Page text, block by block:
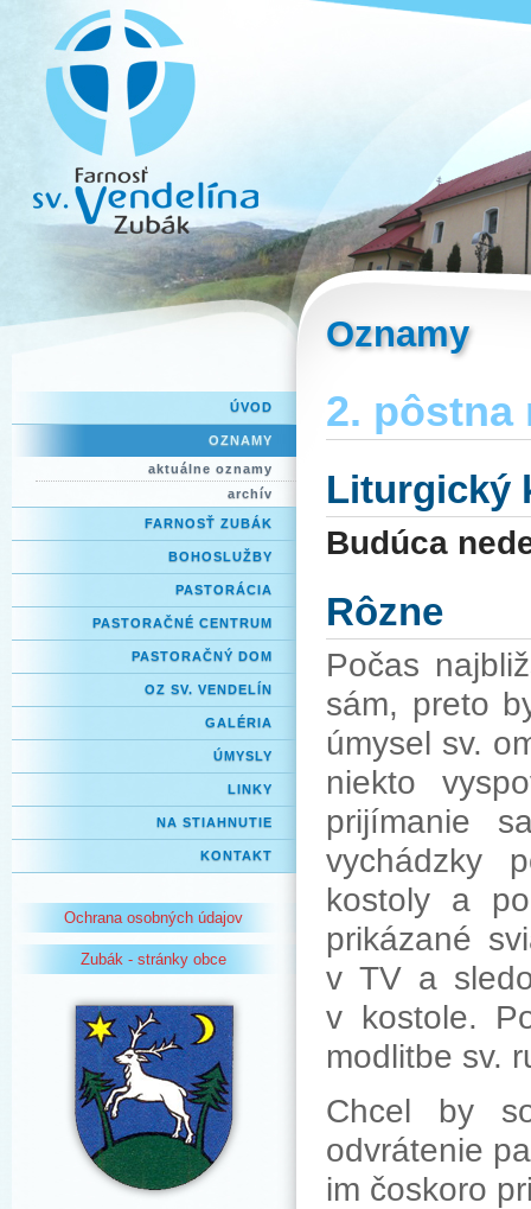
ÚVOD
OZNAMY
aktuálne oznamy
archív
FARNOSŤ ZUBÁK
BOHOSLUŽBY
PASTORÁCIA
PASTORAČNÉ CENTRUM
PASTORAČNÝ DOM
OZ SV. VENDELÍN
GALÉRIA
ÚMYSLY
LINKY
NA STIAHNUTIE
KONTAKT
Ochrana osobných údajov
Zubák - stránky obce
Oznamy
2. pôstna
Liturgický
Budúca
Rôzne
Počas
sám, preto
úmysel sv.
niekto
prijímanie
vychádzky
kostoly a
prikázané
v TV a
v kostole.
modlitbe sv.
Chcel by
odvrátenie
im čoskoro